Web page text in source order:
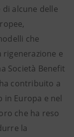
alcune delle
che
e
Società Benefit
contribuito a
in Europa e nel
che ha reso
la